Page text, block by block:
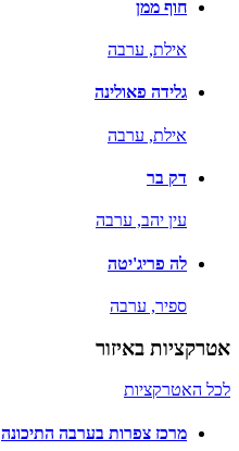
חוף ממן
אילת, ערבה
גלידה פאולינה
אילת, ערבה
דק בר
עין יהב, ערבה
לה פריג'יטה
ספיר, ערבה
אטרקציות באיזור
לכל האטרקציות
מרכז צפרות בערבה התיכונה